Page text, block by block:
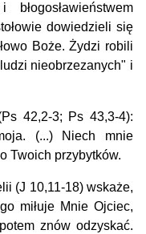
dowiedzieli się
Boże. Żydzi robili
nieobrzezanych" i
42,2-3; Ps 43,3-4):
(...) Niech mnie
Twoich przybytków.
(J 10,11-18) wskaże,
miłuje Mnie Ojciec,
znów odzyskać.